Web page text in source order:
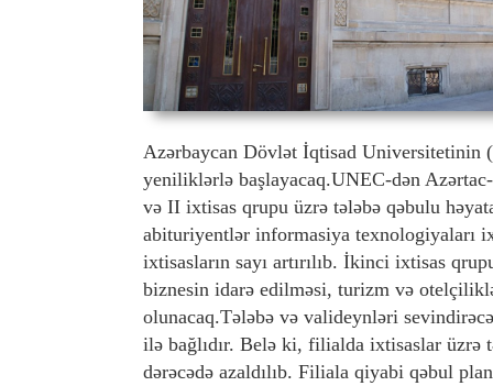
Azərbaycan Dövlət İqtisad Universitetinin
yeniliklərlə başlayacaq.UNEC-dən
və II ixtisas qrupu üzrə tələbə qəbulu
abituriyentlər informasiya texnologiyaları
ixtisasların sayı artırılıb. İkinci ixtisas
biznesin idarə edilməsi, turizm və
olunacaq.Tələbə və valideynləri
ilə bağlıdır. Belə ki, filialda ixtisaslar üzrə
dərəcədə azaldılıb. Filiala qiyabi qəbul